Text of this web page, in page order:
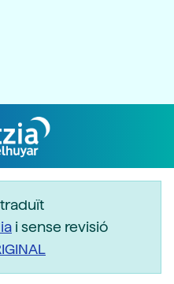
i sense revisió